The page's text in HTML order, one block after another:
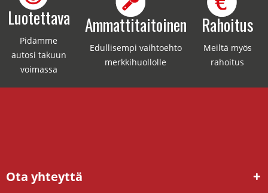
Luotettava
Pidämme
autosi takuun
voimassa
Ammattitaitoinen
Edullisempi vaihtoehto
merkkihuollolle
Rahoitus
Meiltä myös
rahoitus
Ota yhteyttä